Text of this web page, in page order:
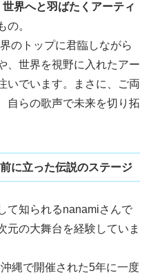
世界へと羽ばたくアーティ
の。
のトップに君臨しながら
、世界を視野に入れたアー
いでいます。まさに、ご両
自らの歌声で未来を切り拓
に立った伝説のステージ
て知られるnanamiさんで
元の大舞台を経験していま
縄で開催された5年に一度